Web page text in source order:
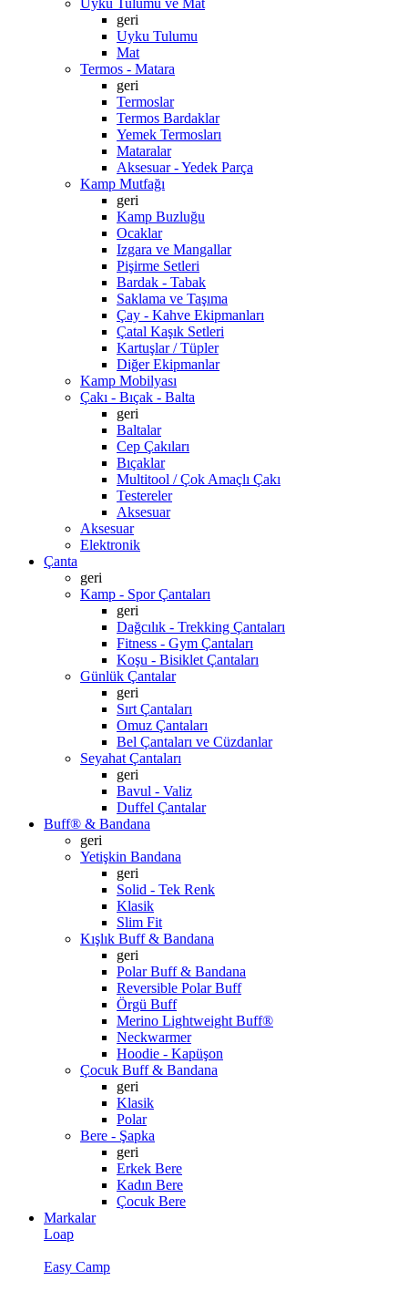
Uyku Tulumu ve Mat
geri
Uyku Tulumu
Mat
Termos - Matara
geri
Termoslar
Termos Bardaklar
Yemek Termosları
Mataralar
Aksesuar - Yedek Parça
Kamp Mutfağı
geri
Kamp Buzluğu
Ocaklar
Izgara ve Mangallar
Pişirme Setleri
Bardak - Tabak
Saklama ve Taşıma
Çay - Kahve Ekipmanları
Çatal Kaşık Setleri
Kartuşlar / Tüpler
Diğer Ekipmanlar
Kamp Mobilyası
Çakı - Bıçak - Balta
geri
Baltalar
Cep Çakıları
Bıçaklar
Multitool / Çok Amaçlı Çakı
Testereler
Aksesuar
Aksesuar
Elektronik
Çanta
geri
Kamp - Spor Çantaları
geri
Dağcılık - Trekking Çantaları
Fitness - Gym Çantaları
Koşu - Bisiklet Çantaları
Günlük Çantalar
geri
Sırt Çantaları
Omuz Çantaları
Bel Çantaları ve Cüzdanlar
Seyahat Çantaları
geri
Bavul - Valiz
Duffel Çantalar
Buff® & Bandana
geri
Yetişkin Bandana
geri
Solid - Tek Renk
Klasik
Slim Fit
Kışlık Buff & Bandana
geri
Polar Buff & Bandana
Reversible Polar Buff
Örgü Buff
Merino Lightweight Buff®
Neckwarmer
Hoodie - Kapüşon
Çocuk Buff & Bandana
geri
Klasik
Polar
Bere - Şapka
geri
Erkek Bere
Kadın Bere
Çocuk Bere
Markalar
Loap
Easy Camp